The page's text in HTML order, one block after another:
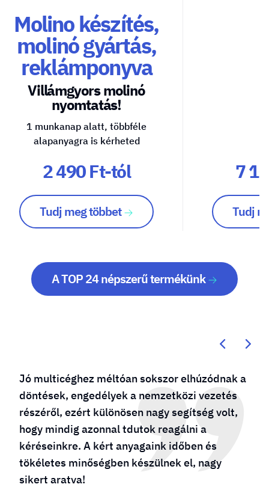
Molino készítés,
molinó gyártás,
reklámponyva
Villámgyors molinó
nyomtatás!
1 munkanap alatt, többféle
alapanyagra is kérheted
2 490 Ft-tól
Tudj meg többet
7
Tudj
A TOP 24 népszerű termékünk
Kötődésem a molino24.hu-hoz évtizedes, már
a cég születésénél is „bábáskodtam”. Több
sikeres vállalkozást is működtetek és mindig
őket bízom meg reklámdekoráció
készítésével. A csapat többször bizonyította
számunkra, hogy mindig a maximumot
nyújtják, gyorsak és proaktívak!